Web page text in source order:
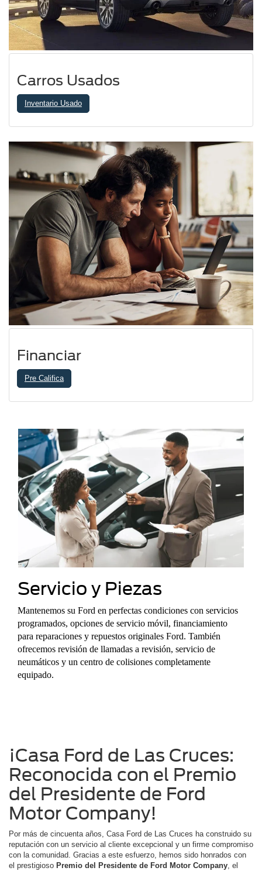
Carros Usados
Inventario Usado
Financiar
Pre Califica
Servicio y Piezas
neumáticos y un centro de colisiones completamente
equipado.
¡Casa Ford de Las Cruces:
Reconocida con el Premio